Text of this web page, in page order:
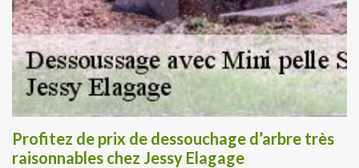
Profitez de prix de dessouchage d’arbre très
raisonnables chez Jessy Elagage